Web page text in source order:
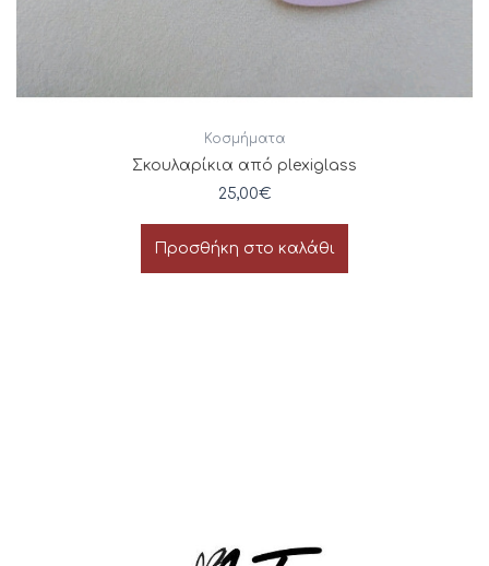
Κοσμήματα
Σκουλαρίκια από plexiglass
25,00€
Προσθήκη στο καλάθι